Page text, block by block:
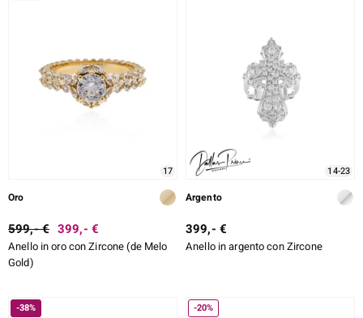
17
Oro
599,- € 399,- €
Anello in oro con Zircone (de Melo
Gold)
14-23
Argento
399,- €
Anello in argento con Zircone
-38% -20%